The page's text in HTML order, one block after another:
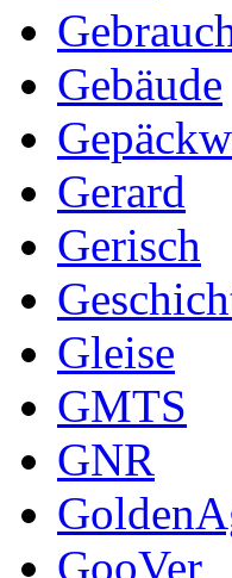
Gebäude
Gerard
Gerisch
Gleise
GMTS
GNR
GooVer